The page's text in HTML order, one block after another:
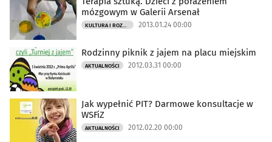
mózgowym w Galerii Arsenał
KULTURA I ROZRYWKA 2013.01.24 00:00
Rodzinny piknik z jajem na placu miejskim
AKTUALNOŚCI 2012.03.31 00:00
Jak wypełnić PIT? Darmowe konsultacje w
WSFiZ
AKTUALNOŚCI 2012.02.20 00:00